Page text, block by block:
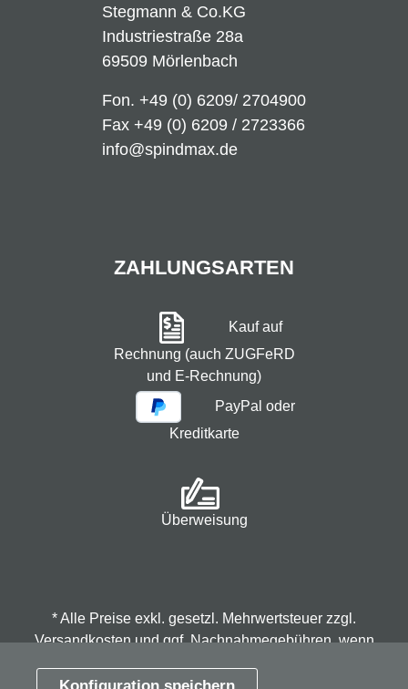
Stegmann & Co.KG
Industriestraße 28a
69509 Mörlenbach
Fon. +49 (0) 6209/ 2704900
Fax +49 (0) 6209 / 2723366
info@spindmax.de
ZAHLUNGSARTEN
Kauf auf
Rechnung (auch ZUGFeRD
und E-Rechnung)
PayPal oder
Kreditkarte
Überweisung
* Alle Preise exkl. gesetzl. Mehrwertsteuer zzgl.
Versandkostenund ggf. Nachnahmegebühren, wenn